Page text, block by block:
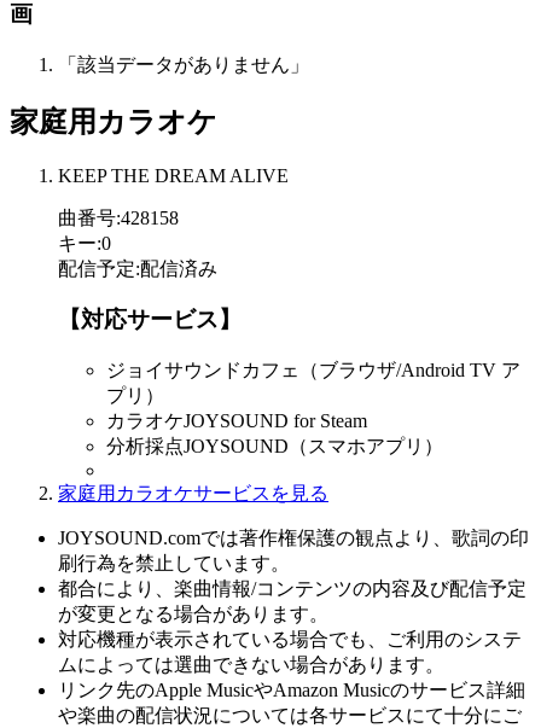
画
「該当データがありません」
家庭用カラオケ
KEEP THE DREAM ALIVE
曲番号:428158
キー:0
配信予定:配信済み
【対応サービス】
ジョイサウンドカフェ（ブラウザ/Android TV ア
プリ）
カラオケJOYSOUND for Steam
分析採点JOYSOUND（スマホアプリ）
家庭用カラオケサービスを見る
JOYSOUND.comでは著作権保護の観点より、歌詞の印
刷行為を禁止しています。
都合により、楽曲情報/コンテンツの内容及び配信予定
が変更となる場合があります。
対応機種が表示されている場合でも、ご利用のシステ
ムによっては選曲できない場合があります。
リンク先のApple MusicやAmazon Musicのサービス詳細
や楽曲の配信状況については各サービスにて十分にご